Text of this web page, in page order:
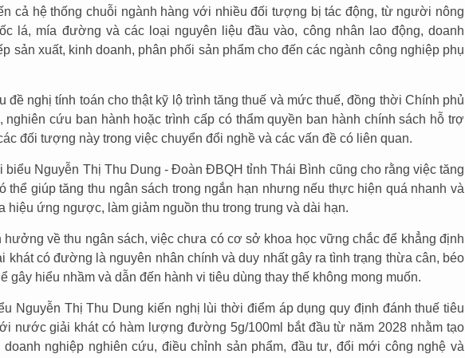
cả hệ thống chuỗi ngành hàng với nhiều đối tượng bị tác động, từ người nông
lá, mía đường và các loại nguyên liệu đầu vào, công nhân lao động, doanh
sản xuất, kinh doanh, phân phối sản phẩm cho đến các ngành công nghiệp phụ
đề nghị tính toán cho thật kỹ lộ trình tăng thuế và mức thuế, đồng thời Chính phủ
nghiên cứu ban hành hoặc trình cấp có thẩm quyền ban hành chính sách hỗ trợ
đối tượng này trong việc chuyển đổi nghề và các vấn đề có liên quan.
Nguyễn Thị Thu Dung - Đoàn ĐBQH tỉnh Thái Bình cũng cho rằng việc tăng
thể giúp tăng thu ngân sách trong ngắn hạn nhưng nếu thực hiện quá nhanh và
hiệu ứng ngược, làm giảm nguồn thu trong trung và dài hạn.
hưởng về thu ngân sách, việc chưa có cơ sở khoa học vững chắc để khẳng định
khát có đường là nguyên nhân chính và duy nhất gây ra tình trạng thừa cân, béo
gây hiểu nhầm và dẫn đến hành vi tiêu dùng thay thế không mong muốn.
Nguyễn Thị Thu Dung kiến nghị lùi thời điểm áp dụng quy định đánh thuế tiêu
nước giải khát có hàm lượng đường 5g/100ml bắt đầu từ năm 2028 nhằm tạo
doanh nghiệp nghiên cứu, điều chỉnh sản phẩm, đầu tư, đổi mới công nghệ và